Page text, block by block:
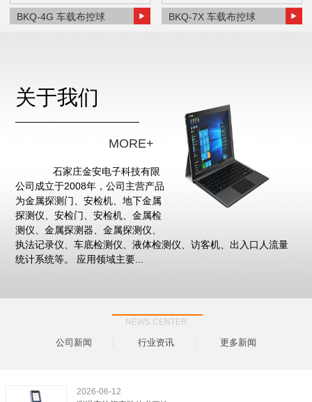
BKQ-4G 车载布控球 BKQ-7X 车载布控球
关于我们
MORE+
石家庄金安电子科技有限
公司成立于2008年，公司主营产品
为金属探测门、安检机、地下金属
探测仪、安检门、安检机、金属检
测仪、金属探测器、金属探测仪、
执法记录仪、车底检测仪、液体检测仪、访客机、出入口人流量
统计系统等。 应用领域主要...
NEWS CENTER
公司新闻 行业资讯 更多新闻
2026-06-12